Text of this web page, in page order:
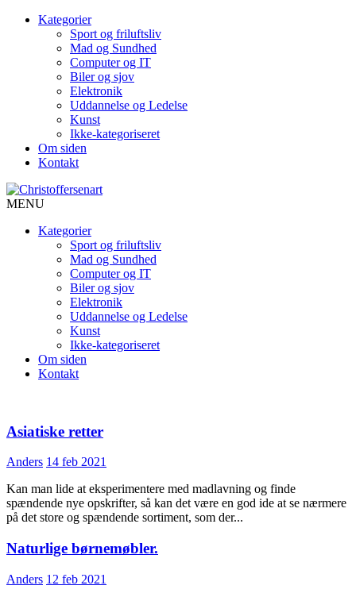
Kategorier
Sport og friluftsliv
Mad og Sundhed
Computer og IT
Biler og sjov
Elektronik
Uddannelse og Ledelse
Kunst
Ikke-kategoriseret
Om siden
Kontakt
MENU
Kategorier
Sport og friluftsliv
Mad og Sundhed
Computer og IT
Biler og sjov
Elektronik
Uddannelse og Ledelse
Kunst
Ikke-kategoriseret
Om siden
Kontakt
Asiatiske retter
Anders 14 feb 2021
Kan man lide at eksperimentere med madlavning og finde
spændende nye opskrifter, så kan det være en god ide at se nærmere
på det store og spændende sortiment, som der...
Naturlige børnemøbler.
Anders 12 feb 2021